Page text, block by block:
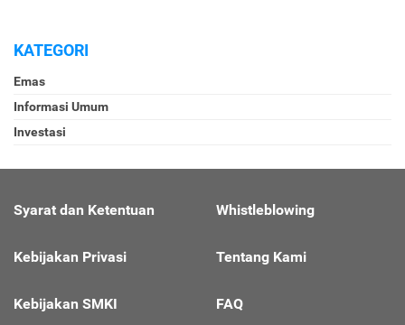
KATEGORI
Emas
Informasi Umum
Investasi
Syarat dan Ketentuan
Kebijakan Privasi
Kebijakan SMKI
Whistleblowing
Tentang Kami
FAQ